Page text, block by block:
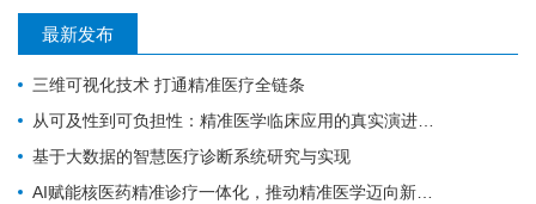
最新发布
三维可视化技术 打通精准医疗全链条
从可及性到可负担性：精准医学临床应用的真实演进与趋势前瞻
基于大数据的智慧医疗诊断系统研究与实现
AI赋能核医药精准诊疗一体化，推动精准医学迈向新阶段